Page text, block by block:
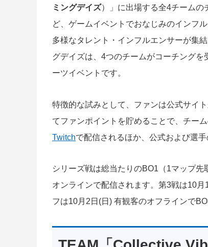
ミングデイズ）」に出場する全4チームの
ど、ゲームイベントでおなじみのインフ
多様なタレント・インフルエンサーが集
グデイズは、4つのチームがコーチング
ーツイベントです。
特徴的な試みとして、ファンは公式サイ
てファンポイントを貯めることで、チー
Twitchで配信されるほか、公式および選
シリーズ戦は総当たりのBO1（1マップ
オンラインで配信されます。第3戦は10
フは10月2日(日) 有観客のオフラインで